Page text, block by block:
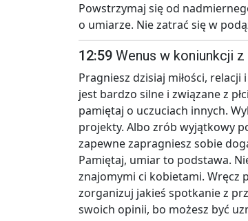
Powstrzymaj się od
o umiarze. Nie zatrać się w
12:59 Wenus w koniunkcji
Pragniesz dzisiaj miłości,
jest bardzo silne i związane z
pamiętaj o uczuciach innych.
projekty. Albo zrób wyjątkowy
zapewne zapragniesz sobie
Pamiętaj, umiar to podstawa.
znajomymi ci kobietami. Wręcz
zorganizuj jakieś spotkanie z
swoich opinii, bo możesz być